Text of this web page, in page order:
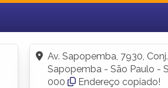
Fazer login
Criar conta
Av. Sapopemba, 7930,
Sapopemba - São Paulo -
000
Endereço copiado!